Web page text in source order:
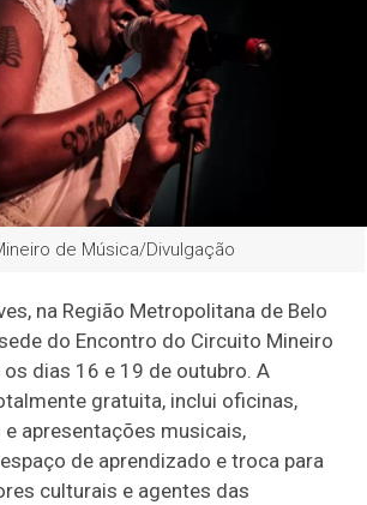
de Música/Divulgação
na Região Metropolitana de Belo
do Encontro do Circuito Mineiro
dias 16 e 19 de outubro. A
gratuita, inclui oficinas,
e apresentações musicais,
de aprendizado e troca para
culturais e agentes das